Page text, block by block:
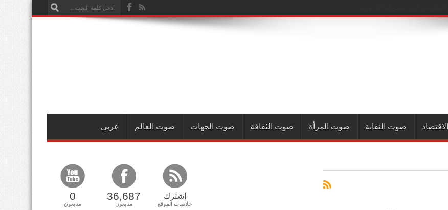
صوت النقابة صوت المرأة صوت الثقافة صوت الجهات صوت العالم عربي
إشترك
خلاصات الموقع
36,687
متابعون
0
متابعون